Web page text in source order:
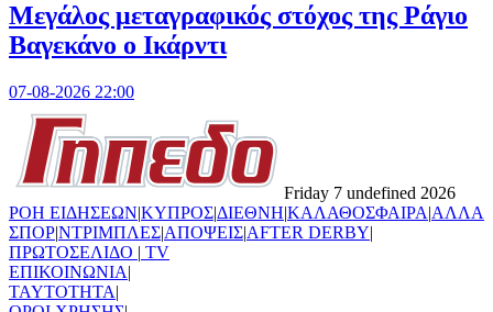
Μεγάλος μεταγραφικός στόχος της Ράγιο
Βαγεκάνο ο Ικάρντι
07-08-2026 22:00
Friday 7 undefined 2026
ΡΟΗ ΕΙΔΗΣΕΩΝ|ΚΥΠΡΟΣ|ΔΙΕΘΝΗ|ΚΑΛΑΘΟΣΦΑΙΡΑ|ΑΛΛΑ
ΣΠΟΡ|ΝΤΡΙΜΠΛΕΣ|ΑΠΟΨΕΙΣ|AFTER DERBY|
ΠΡΩΤΟΣΕΛΙΔΟ | TV
ΕΠΙΚΟΙΝΩΝΙΑ|
TAYTOTHTA|